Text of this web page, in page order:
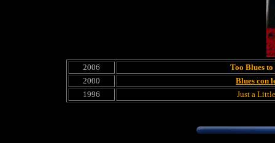
2006
Too Blues to
2000
Blues con
1996
Just a